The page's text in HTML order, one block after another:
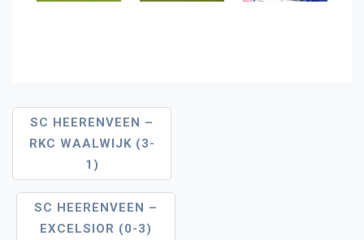
Bericht
Navigatie
SC HEERENVEEN –
RKC WAALWIJK (3-
1)
SC HEERENVEEN –
EXCELSIOR (0-3)